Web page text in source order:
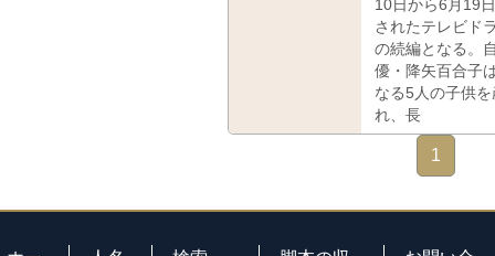
10日から6月19
されたテレビド
の続編となる。
優・降矢百合子
なる5人の子供
れ、長
1